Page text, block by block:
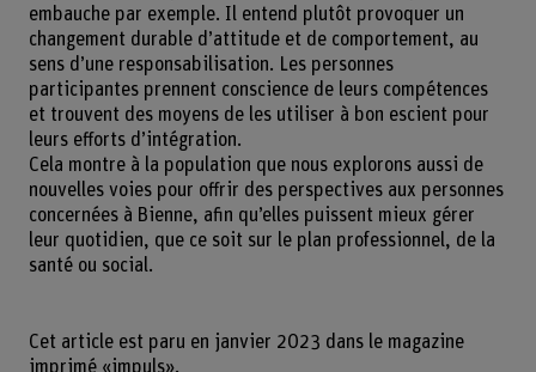
embauche par exemple. Il entend plutôt provoquer un
changement durable d’attitude et de comportement, au
sens d’une responsabilisation. Les personnes
participantes prennent conscience de leurs compétences
et trouvent des moyens de les utiliser à bon escient pour
leurs efforts d’intégration.
Cela montre à la population que nous explorons aussi de
nouvelles voies pour offrir des perspectives aux personnes
concernées à Bienne, afin qu’elles puissent mieux gérer
leur quotidien, que ce soit sur le plan professionnel, de la
santé ou social.
Cet article est paru en janvier 2023 dans le magazine
imprimé «impuls».